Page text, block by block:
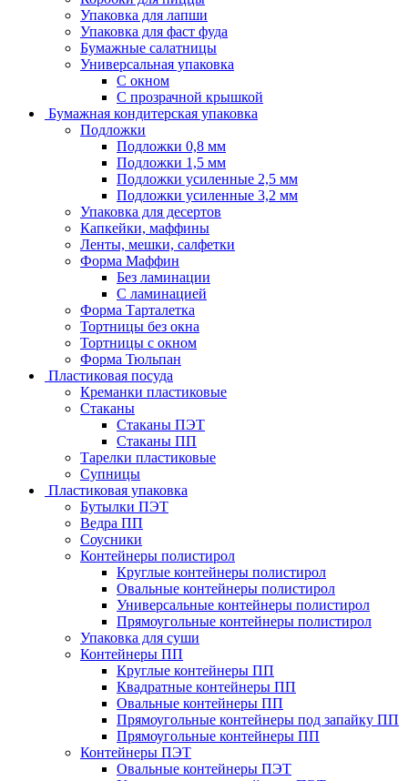
Упаковка для лапши
Упаковка для фаст фуда
Бумажные салатницы
Универсальная упаковка
С окном
С прозрачной крышкой
Бумажная кондитерская упаковка
Подложки
Подложки 0,8 мм
Подложки 1,5 мм
Подложки усиленные 2,5 мм
Подложки усиленные 3,2 мм
Упаковка для десертов
Капкейки, маффины
Ленты, мешки, салфетки
Форма Маффин
Без ламинации
С ламинацией
Форма Тарталетка
Тортницы без окна
Тортницы с окном
Форма Тюльпан
Пластиковая посуда
Креманки пластиковые
Стаканы
Стаканы ПЭТ
Стаканы ПП
Тарелки пластиковые
Супницы
Пластиковая упаковка
Бутылки ПЭТ
Ведра ПП
Соусники
Контейнеры полистирол
Круглые контейнеры полистирол
Овальные контейнеры полистирол
Универсальные контейнеры полистирол
Прямоугольные контейнеры полистирол
Упаковка для суши
Контейнеры ПП
Круглые контейнеры ПП
Квадратные контейнеры ПП
Овальные контейнеры ПП
Прямоугольные контейнеры под запайку ПП
Прямоугольные контейнеры ПП
Контейнеры ПЭТ
Овальные контейнеры ПЭТ